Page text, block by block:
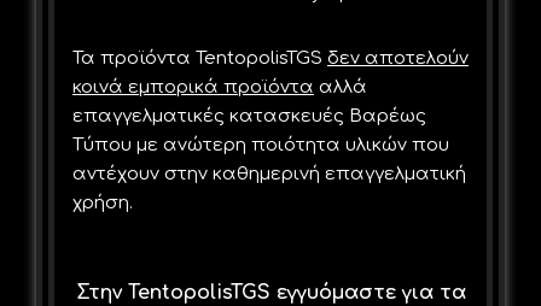
Τα προϊόντα TentopolisTGS δεν αποτελούν
κοινά εμπορικά προϊόντα αλλά
επαγγελματικές κατασκευές Bαρέως
Tύπου με ανώτερη ποιότητα υλικών που
αντέχουν στην καθημερινή επαγγελματική
χρήση.
Στην TentopolisTGS εγγυόμαστε για τα